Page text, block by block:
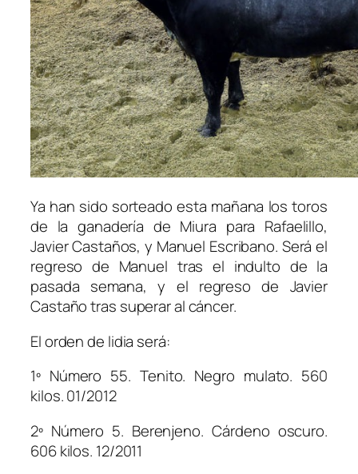
Ya han sido sorteado esta mañana los toros
de la ganadería de Miura para Rafaelillo,
Javier Castaños, y Manuel Escribano. Será el
regreso de Manuel tras el indulto de la
pasada semana, y el regreso de Javier
Castaño tras superar al cáncer.
El orden de lidia será:
1º Número 55. Tenito. Negro mulato. 560
kilos. 01/2012
2º Número 5. Berenjeno. Cárdeno oscuro.
606 kilos. 12/2011